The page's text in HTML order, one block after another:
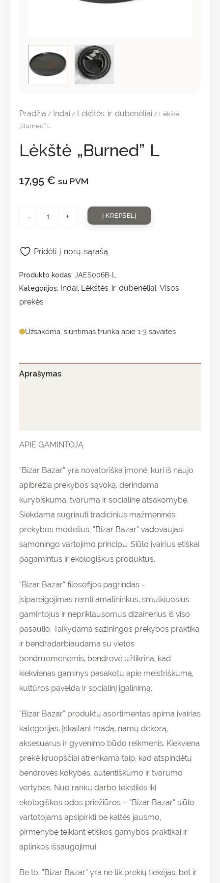
Pradžia / Indai / Lėkštės ir dubenėliai / Lėkštė
„Burned” L
Lėkštė „Burned” L
17,95 € su PVM
- + Į KREPŠELĮ
Produkto kodas: JAES006B-L
Kategorijos: Indai, Lėkštės ir dubenėliai, Visos
prekės
Užsakoma, siuntimas trunka apie 1-3 savaites
Pridėti į norų sąrašą
Aprašymas
APIE GAMINTOJĄ
“Bizar Bazar” yra novatoriška įmonė, kuri iš naujo
apibrėžia prekybos sąvoką, derindama
kūrybiškumą, tvarumą ir socialinę atsakomybę.
Siekdama sugriauti tradicinius mažmeninės
prekybos modelius, “Bizar Bazar” vadovaujasi
sąmoningo vartojimo principu. Siūlo įvairius etiškai
pagamintus ir ekologiškus produktus.
“Bizar Bazar” filosofijos pagrindas –
įsipareigojimas remti amatininkus, smulkiuosius
gamintojus ir nepriklausomus dizainerius iš viso
pasaulio. Taikydama sąžiningos prekybos praktiką
ir bendradarbiaudama su vietos
bendruomenėmis, bendrovė užtikrina, kad
kiekvienas gaminys pasakotų apie meistriškumą,
kultūros paveldą ir socialinį įgalinimą.
“Bizar Bazar” produktų asortimentas apima įvairias
kategorijas. Įskaitant madą, namų dekorą,
aksesuarus ir gyvenimo būdo reikmenis. Kiekviena
prekė kruopščiai atrenkama taip, kad atspindėtų
bendrovės kokybės, autentiškumo ir tvarumo
vertybes. Nuo rankų darbo tekstilės iki
ekologiškos odos priežiūros – “Bizar Bazar” siūlo
vartotojams apsipirkti be kaltės jausmo,
pirmenybę teikiant etiškos gamybos praktikai ir
aplinkos išsaugojimui.
Be to, “Bizar Bazar” yra ne tik prekių tiekėjas, bet ir